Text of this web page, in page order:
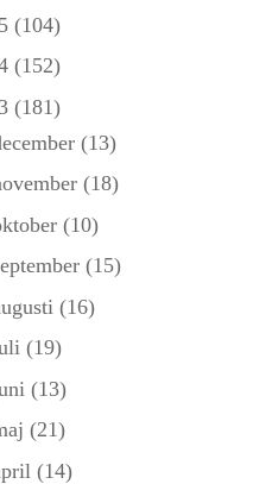
(104)
(152)
(181)
(13)
(18)
(10)
(15)
(16)
(19)
(13)
(21)
(14)